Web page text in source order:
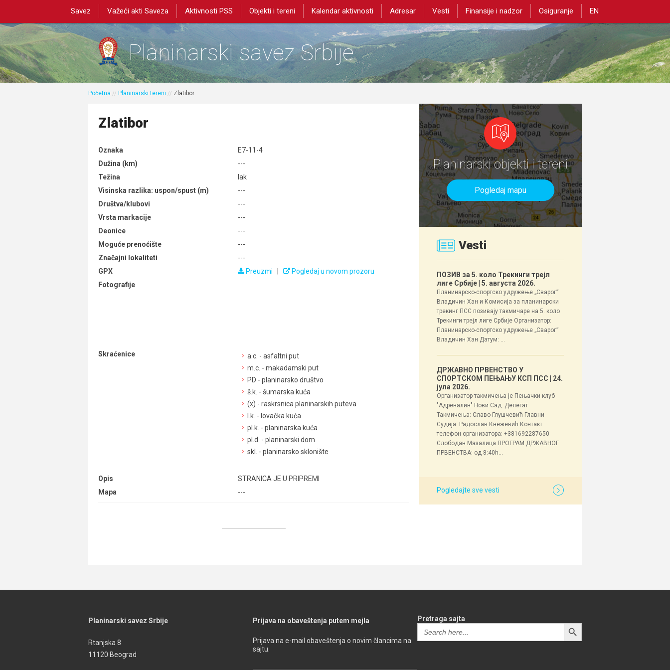
Savez Važeći akti Saveza Aktivnosti PSS Objekti i tereni Kalendar aktivnosti Adresar Vesti Finansije i nadzor Osiguranje EN
Planinarski savez Srbije
Početna // Planinarski tereni // Zlatibor
Zlatibor
Oznaka
E7-11-4
Dužina (km)
---
Težina
lak
Visinska razlika: uspon/spust (m)
---
Društva/klubovi
---
Vrsta markacije
---
Deonice
---
Moguće prenoćište
---
Značajni lokaliteti
---
GPX
Preuzmi
Pogledaj u novom prozoru
Fotografije
Skraćenice
a.c. - asfaltni put
m.c. - makadamski put
PD - planinarsko društvo
š.k. - šumarska kuća
(x) - raskrsnica planinarskih puteva
l.k. - lovačka kuća
pl.k. - planinarska kuća
pl.d. - planinarski dom
skl. - planinarsko sklonište
Opis
STRANICA JE U PRIPREMI
Mapa
---
Planinarski objekti i tereni
Pogledaj mapu
Vesti
ПОЗИВ за 5. коло Трекинги трејл
лиге Србије | 5. августа 2026.
Планинарско-спортско удружење „Сварог”
Владичин Хан и Комисија за планинарски
трекинг ПСС позивају такмичаре на 5. коло
Трекинги трејл лиге Србије Организатор:
Планинарско-спортско удружење „Сварог”
Владичин Хан Датум: ...
ДРЖАВНО ПРВЕНСТВО У
СПОРТСКОМ ПЕЊАЊУ КСП ПСС
| 24.
јула 2026.
Организатор такмичења је Пењачки клуб
"Адреналин" Нови Сад. Делегат
Такмичења: Славо Глушчевић Главни
Судија: Радослав Кнежевић Контакт
телефон организатора: +381692287650
Слободан Мазалица ПРОГРАМ ДРЖАВНОГ
ПРВЕНСТВА: од 8:40h...
Pogledajte sve vesti
Planinarski savez Srbije
Rtanjska 8
11120 Beograd
Prijava na obaveštenja putem mejla
Prijava na e-mail obaveštenja o novim člancima na
sajtu.
Pretraga sajta
Search
for:
SEARCH BUTTON